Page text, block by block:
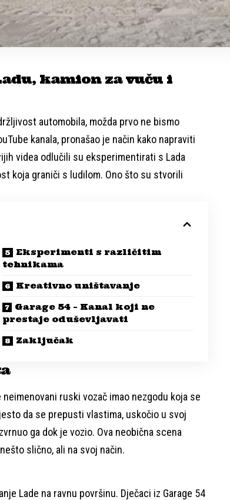
kamion za vuču i
automobila, možda prvo ne bismo
kanala, pronašao je način kako napraviti
videa odlučili su eksperimentirati s Lada
koja graniči s ludilom. Ono što su stvorili
Eksperimenti s različitim
tehnikama
Kreativno uništavanje
Garage 54 – Kanal koji ne
prestaje oduševljavati
Zaključak
ruski vozač imao nezgodu koja se
da se prepusti vlastima, uskočio u svoj
ga dok je vozio. Ova neobična scena
slično, ali na svoj način.
Lade na ravnu površinu. Dječaci iz Garage 54